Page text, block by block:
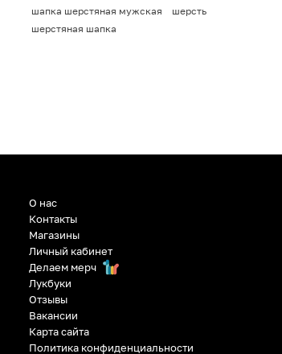
шапка шерстяная мужская
шерсть
шерстяная шапка
О нас
Контакты
Магазины
Личный кабинет
Делаем мерч
Лукбуки
Отзывы
Вакансии
Карта сайта
Политика конфиденциальности